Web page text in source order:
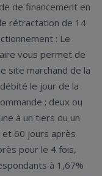
de financement en
rétractation de 14
: Le
vous permet de
site marchand de la
le jour de la
; deux ou
à un tiers ou un
et 60 jours après
pour le 4 fois,
à 1,67%